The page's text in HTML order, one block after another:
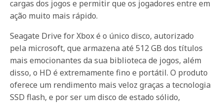
cargas dos jogos e permitir que os jogadores entre em
ação muito mais rápido.
Seagate Drive for Xbox é o único disco, autorizado
pela microsoft, que armazena até 512 GB dos títulos
mais emocionantes da sua biblioteca de jogos, além
disso, o HD é extremamente fino e portátil. O produto
oferece um rendimento mais veloz graças a tecnologia
SSD flash, e por ser um disco de estado sólido,